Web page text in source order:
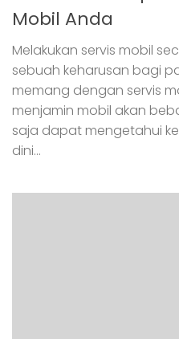
Mobil Anda
Melakukan servis mobil
sebuah keharusan bagi
memang dengan servis
menjamin mobil akan
saja dapat mengetahui
dini...